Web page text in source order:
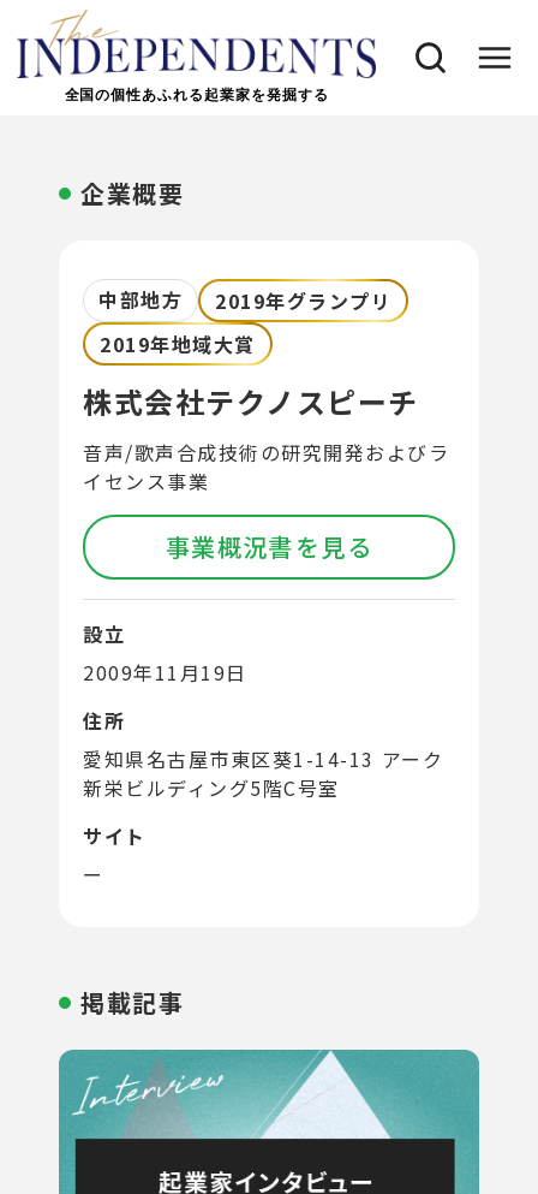
全国の個性あふれる起業家を発掘する
企業概要
中部地方
2019年グランプリ
2019年地域大賞
株式会社テクノスピーチ
音声/歌声合成技術の研究開発およびラ
イセンス事業
事業概況書を見る
設立
2009年11月19日
住所
愛知県名古屋市東区葵1-14-13 アーク
新栄ビルディング5階C号室
サイト
ー
掲載記事